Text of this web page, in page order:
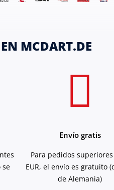
MCDART.DE
se
Envío gratis
Para pedidos
EUR, el envío es gratuito
de Alemania)